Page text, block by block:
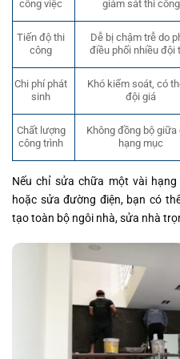
công việc giám sát thi công
Tiến độ thi
công
Dễ bị chậm trễ do
điều phối nhiều đội
Chi phí phát
sinh
Khó kiểm soát, có
đội giá
Chất lượng
công trình
Không đồng bộ giữa
hạng mục
Nếu chỉ sửa chữa một vài
hoặc sửa đường điện, bạn có
tạo toàn bộ ngôi nhà, sửa nhà